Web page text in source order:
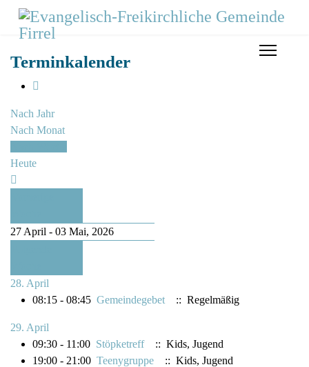
Terminkalender
Nach Jahr
Nach Monat
Heute
27 April - 03 Mai, 2026
28. April
08:15 - 08:45 Gemeindegebet :: Regelmäßig
29. April
09:30 - 11:00 Stöpketreff
:: Kids, Jugend
19:00 - 21:00 Teenygruppe
:: Kids, Jugend